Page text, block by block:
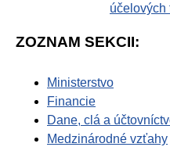
účelových
ZOZNAM SEKCII:
Ministerstvo
Financie
Dane, clá a
Medzinárodné vzťahy